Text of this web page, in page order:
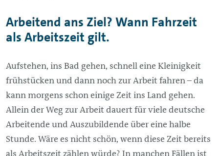
Arbeitend ans Ziel? Wann Fahrzeit
als Arbeitszeit gilt.
Aufstehen, ins Bad gehen, schnell eine Kleinigkeit
frühstücken und dann noch zur Arbeit fahren – da
kann morgens schon einige Zeit ins Land gehen.
Allein der Weg zur Arbeit dauert für viele deutsche
Arbeitende und Auszubildende über eine halbe
Stunde. Wäre es nicht schön, wenn diese Zeit bereits
als Arbeitszeit zählen würde? In manchen Fällen ist